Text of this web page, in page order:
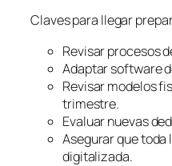
Claves para llegar
Revisar procesos
Adaptar software
Revisar modelos
trimestre.
Evaluar nuevas
Asegurar que
digitalizada.